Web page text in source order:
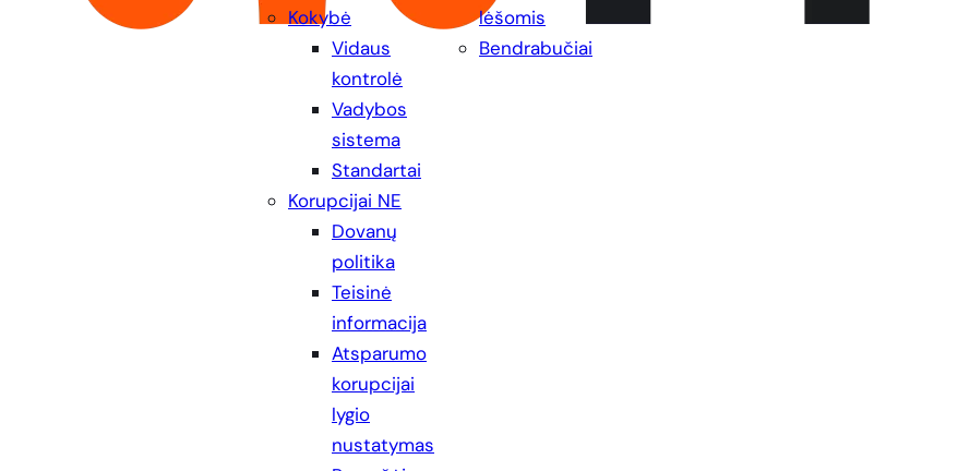
Kokybė
Vidaus
kontrolė
Vadybos
sistema
Standartai
Korupcijai NE
Dovanų
politika
Teisinė
informacija
Atsparumo
korupcijai
lygio
nustatymas
lėšomis
Bendrabučiai